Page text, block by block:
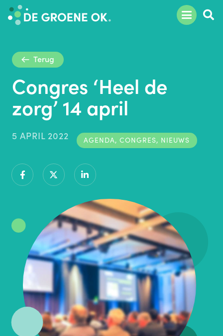
Terug
Congres ‘Heel de
zorg’ 14 april
5 APRIL 2022 AGENDA,CONGRES, NIEUWS